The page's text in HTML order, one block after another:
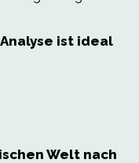
ist ideal
Welt nach